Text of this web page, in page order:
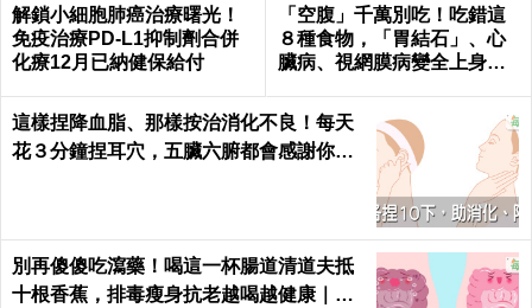
解鎖小細胞肺癌治療曙光！
免疫治療PD-L1抑制劑合併
化療12月已納健保給付
「空腹」千萬別吃！吃錯這
８種食物，「胃結石」、心
臟病、視網膜病變全上身｜
這樣捏降血脂、那樣按治消化不良！每天
花３分鐘捏耳穴，五臟六腑都會感謝你｜
別再傻傻吃瀉藥！喝這一杯腸道清道夫抵
十根香蕉，排毒瘦身抗老越喝越健康｜每